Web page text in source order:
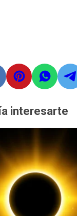
interesarte